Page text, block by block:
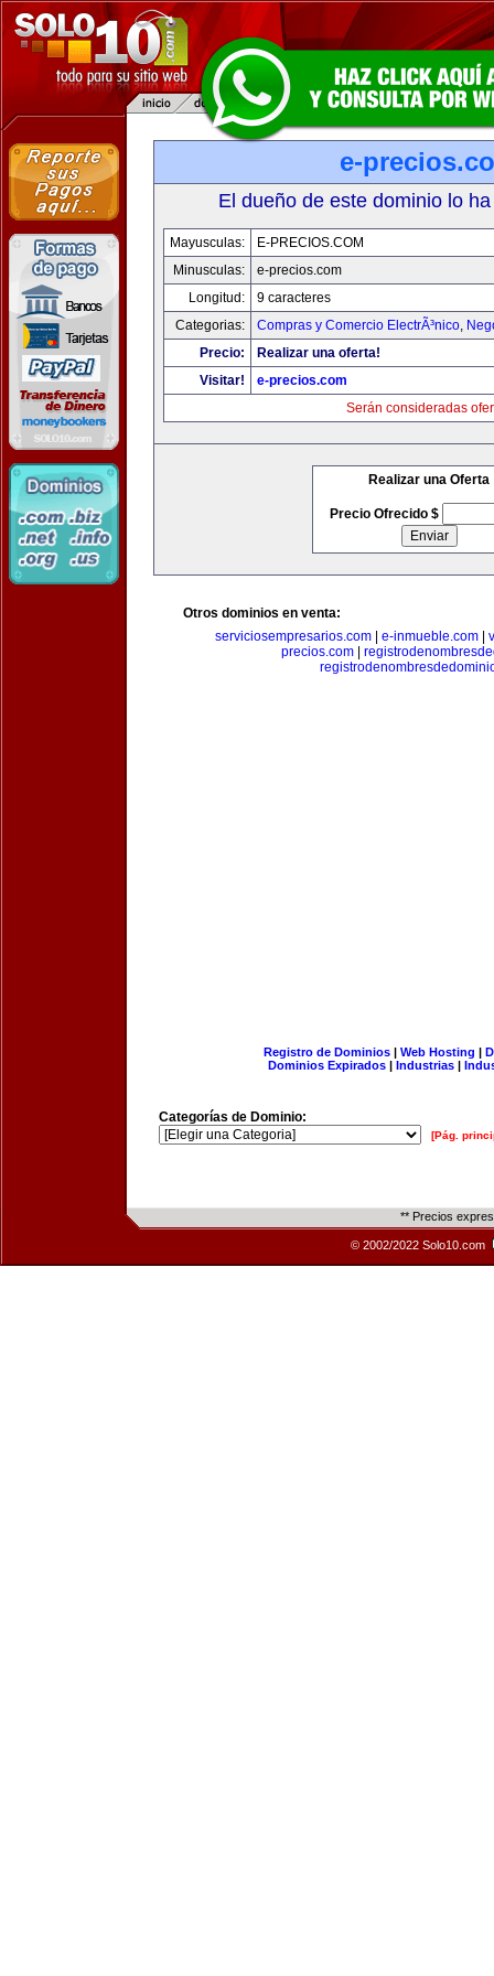
e-
El dueño de este dominio lo
Mayusculas:
E-PRECIOS.COM
Minusculas:
e-precios.com
Longitud:
9 caracteres
Categorias:
Compras y Comercio ElectrÃ³nico,
Precio:
Realizar una oferta!
Visitar!
e-precios.com
Serán consideradas
Realizar una Oferta
Precio Ofrecido $
Otros dominios en venta:
serviciosempresarios.com| e-inmueble.com|
precios.com
Registro de Dominios| Web Hosting |
Dominios Expirados | Industrias |
Categorías de Dominio:
[Pág.
** Precios
© 2002/2022 Solo10.com